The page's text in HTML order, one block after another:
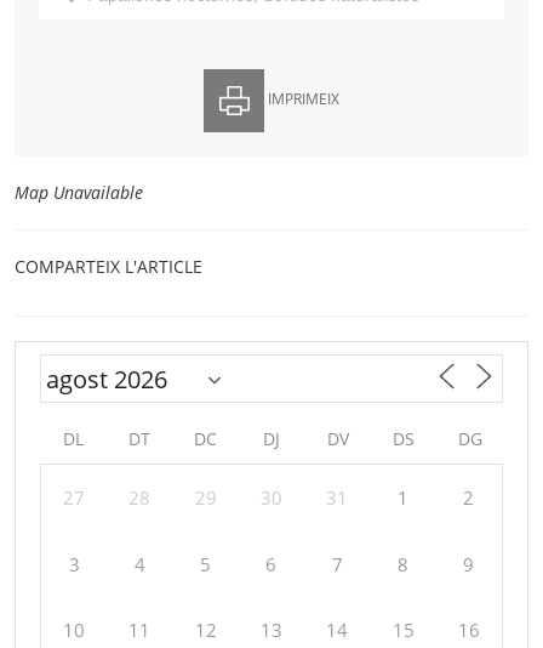
IMPRIMEIX
Map Unavailable
COMPARTEIX L'ARTICLE
DL DT DC DJ DV DS DG
27 28 29 30 31 1 2
3 4 5 6 7 8 9
10 11 12 13 14 15 16